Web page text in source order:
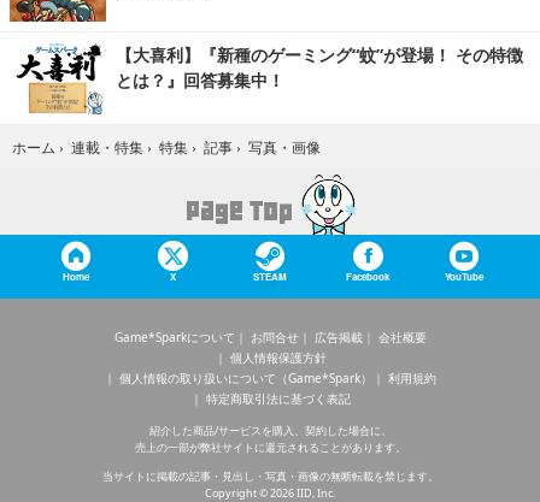
【大喜利】『新種のゲーミング“蚊”が登場！ その特徴
とは？』回答募集中！
ホーム › 連載・特集 › 特集 › 記事 › 写真・画像
Home X STEAM Facebook YouTube
Game*Sparkについて お問合せ 広告掲載
会社概要
個人情報保護方針
個人情報の取り扱いについて（Game*Spark）
利用規約
特定商取引法に基づく表記
紹介した商品/サービスを購入、契約した場合に、
売上の一部が弊社サイトに還元されることがあります。
当サイトに掲載の記事・見出し・写真・画像の無断転載を禁じます。
Copyright © 2026 IID, Inc.